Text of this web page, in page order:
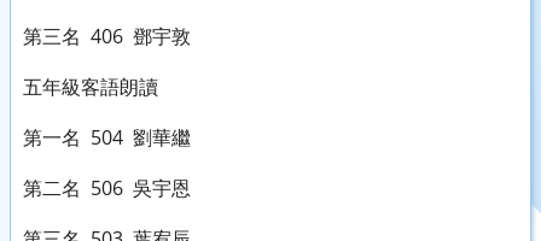
第三名 406 鄧宇敦
五年級客語朗讀
第一名 504 劉華繼
第二名 506 吳宇恩